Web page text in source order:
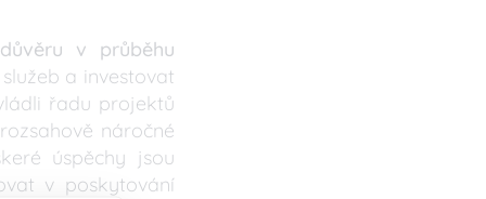
v průběhu
a investovat
řadu projektů
náročné
úspěchy jsou
v poskytování